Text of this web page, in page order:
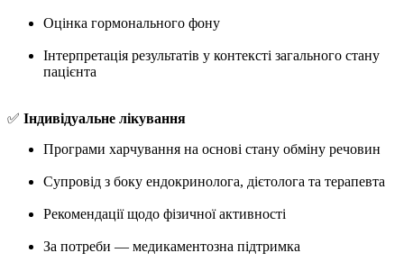
Оцінка гормонального фону
Інтерпретація результатів у контексті загального стану
пацієнта
✅ Індивідуальне лікування
Програми харчування на основі стану обміну речовин
Супровід з боку ендокринолога, дієтолога та терапевта
Рекомендації щодо фізичної активності
За потреби — медикаментозна підтримка